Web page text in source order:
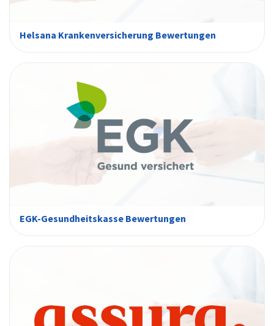
Helsana Krankenversicherung Bewertungen
EGK-Gesundheitskasse Bewertungen